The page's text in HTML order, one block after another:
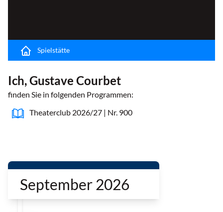
Spielstätte
Ich, Gustave Courbet
finden Sie in folgenden Programmen:
Theaterclub 2026/27 | Nr. 900
September 2026